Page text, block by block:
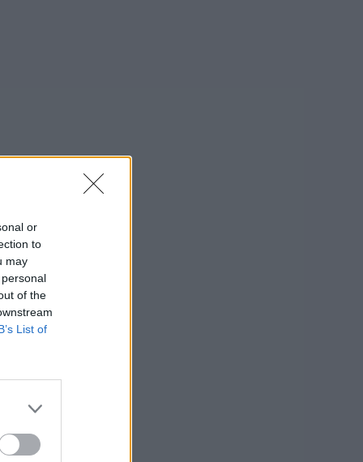
or
to
may
of the
List of